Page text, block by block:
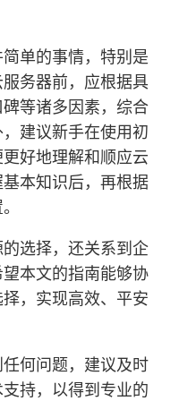
单的事情，特别是
务器前，应根据具
等诸多因素，综合
建议新手在使用初
好地理解和顺应云
本知识后，再根据
选择，还关系到企
本文的指南能够协
，实现高效、平安
何问题，建议及时
持，以得到专业的